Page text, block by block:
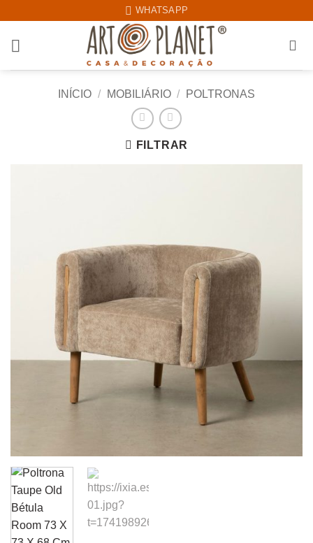
content
WHATSAPP
INÍCIO / MOBILIÁRIO / POLTRONAS
FILTRAR